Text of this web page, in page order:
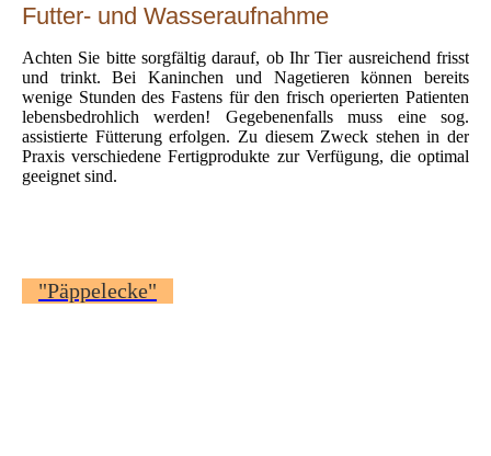
Futter- und Wasseraufnahme
Achten Sie bitte sorgfältig darauf, ob Ihr Tier ausreichend frisst
und trinkt. Bei Kaninchen und Nagetieren können bereits
wenige Stunden des Fastens für den frisch operierten Patienten
lebensbedrohlich werden! Gegebenenfalls muss eine sog.
assistierte Fütterung erfolgen. Zu diesem Zweck stehen in der
Praxis verschiedene Fertigprodukte zur Verfügung, die optimal
geeignet sind.
"Päppelecke"